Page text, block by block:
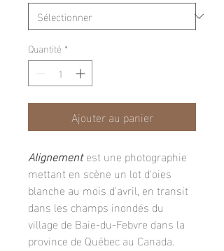
Quantité *
Ajouter au panier
Alignementest une photographie
mettant en scène un lot d'oies
blanche au mois d'avril, en transit
dans les champs inondés du
village de Baie-du-Febvre dans la
province de Québec au Canada.